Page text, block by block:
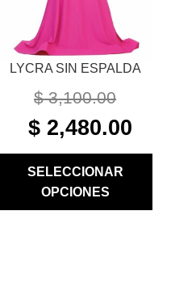
LYCRA SIN ESPALDA
$3,100.00
ORIGINAL
PRICE
$ 3,100.00.
$ 2,480.00
SELECCIONAR
OPCIONES
PÁGINA
DE
PRODUCTO